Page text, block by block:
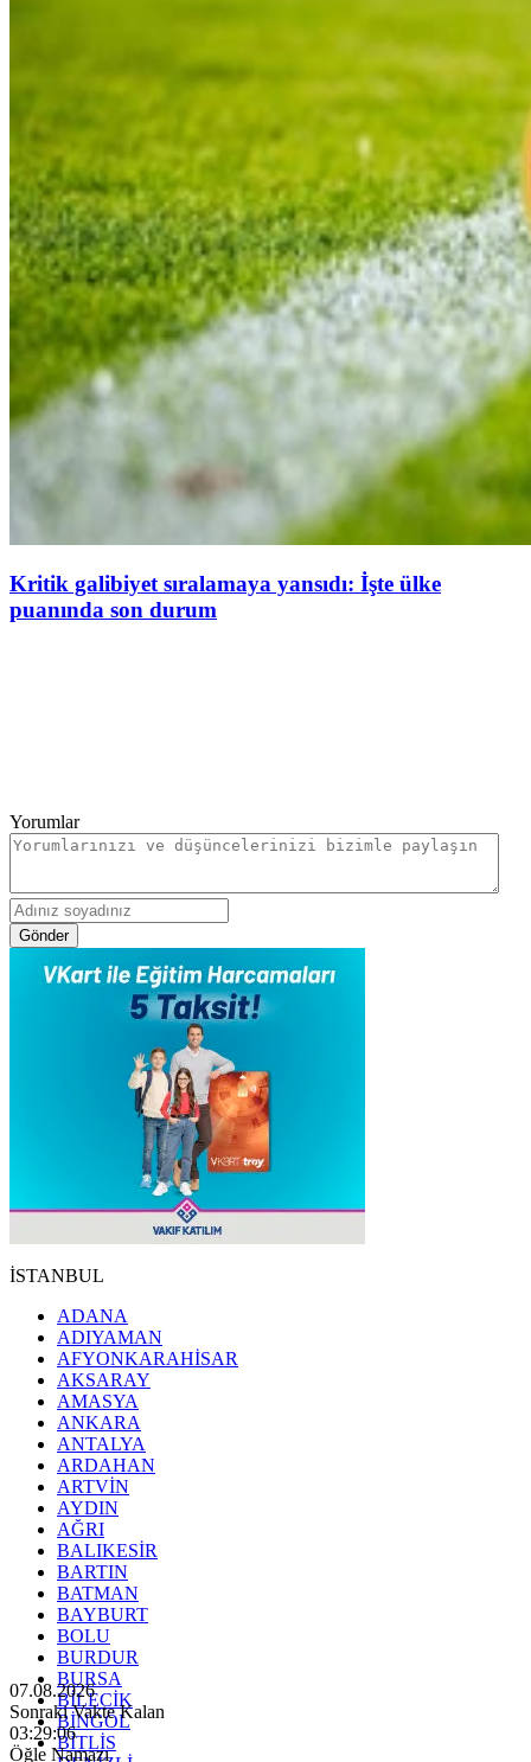
Kritik galibiyet sıralamaya yansıdı: İşte ülke
puanında son durum
Yorumlar
Gönder
İSTANBUL
ADANA
ADIYAMAN
AFYONKARAHİSAR
AKSARAY
AMASYA
ANKARA
ANTALYA
ARDAHAN
ARTVİN
AYDIN
AĞRI
BALIKESİR
BARTIN
BATMAN
BAYBURT
BOLU
BURDUR
BURSA
BİLECİK
BİNGÖL
BİTLİS
07.08.2026
Sonraki Vakte Kalan
03:29:04
Öğle Namazı